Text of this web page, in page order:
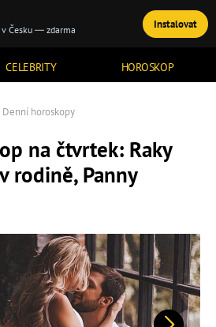
CELEBRITY HOROSKOP
TÉMATA
Denní horoskopy
na čtvrtek: Raky
rodině, Panny
Česku — zdarma Instalovat